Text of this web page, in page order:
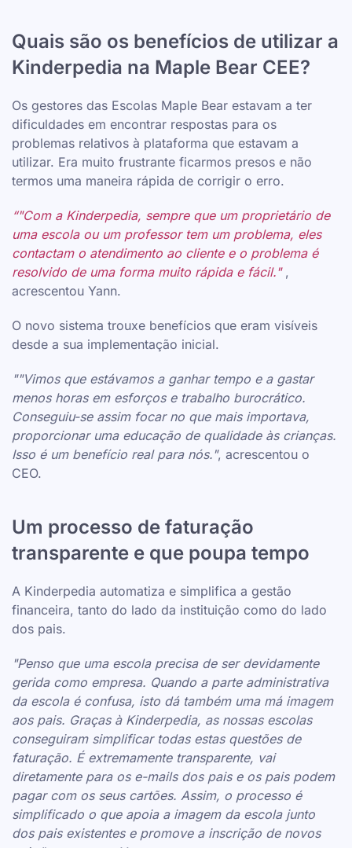
Quais são os benefícios de utilizar a
Kinderpedia na Maple Bear CEE?
Os gestores das Escolas Maple Bear estavam a ter
dificuldades em encontrar respostas para os
problemas relativos à plataforma que estavam a
utilizar. Era muito frustrante ficarmos presos e não
termos uma maneira rápida de corrigir o erro.
“"Com a Kinderpedia, sempre que um proprietário de
uma escola ou um professor tem um problema, eles
contactam o atendimento ao cliente e o problema é
resolvido de uma forma muito rápida e fácil." ,
acrescentou Yann.
O novo sistema trouxe benefícios que eram visíveis
desde a sua implementação inicial.
""Vimos que estávamos a ganhar tempo e a gastar
menos horas em esforços e trabalho burocrático.
Conseguiu-se assim focar no que mais importava,
proporcionar uma educação de qualidade às crianças.
Isso é um benefício real para nós.", acrescentou o
CEO.
Um processo de faturação
transparente e que poupa tempo
A Kinderpedia automatiza e simplifica a gestão
financeira, tanto do lado da instituição como do lado
dos pais.
"Penso que uma escola precisa de ser devidamente
gerida como empresa. Quando a parte administrativa
da escola é confusa, isto dá também uma má imagem
aos pais. Graças à Kinderpedia, as nossas escolas
conseguiram simplificar todas estas questões de
faturação. É extremamente transparente, vai
diretamente para os e-mails dos pais e os pais podem
pagar com os seus cartões. Assim, o processo é
simplificado o que apoia a imagem da escola junto
dos pais existentes e promove a inscrição de novos